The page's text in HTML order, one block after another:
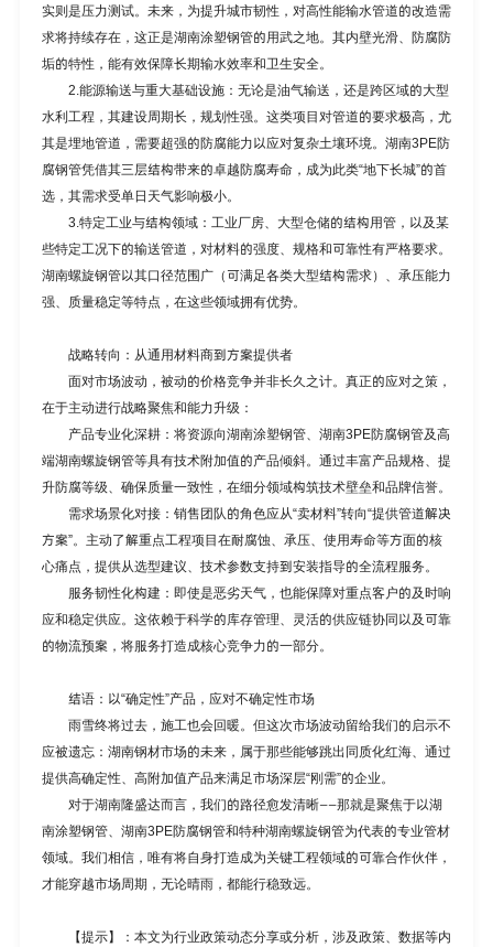
实则是压力测试。未来，为提升城市韧性，对高性能输水管道的改造需
求将持续存在，这正是湖南涂塑钢管的用武之地。其内壁光滑、防腐防
垢的特性，能有效保障长期输水效率和卫生安全。
2.能源输送与重大基础设施：无论是油气输送，还是跨区域的大型
水利工程，其建设周期长，规划性强。这类项目对管道的要求极高，尤
其是埋地管道，需要超强的防腐能力以应对复杂土壤环境。 湖南3PE防
腐钢管凭借其三层结构带来的卓越防腐寿命，成为此类“地下长城”的首
选，其需求受单日天气影响极小。
3.特定工业与结构领域：工业厂房、大型仓储的结构用管，以及某
些特定工况下的输送管道，对材料的强度、规格和可靠性有严格要求。
湖南螺旋钢管以其口径范围广（可满足各类大型结构需求）、承压能力
强、质量稳定等特点，在这些领域拥有优势。
战略转向：从通用材料商到方案提供者
面对市场波动，被动的价格竞争并非长久之计。真正的应对之策，
在于主动进行战略聚焦和能力升级：
产品专业化深耕：将资源向湖南涂塑钢管、湖南3PE防腐钢管及高
端湖南螺旋钢管等具有技术附加值的产品倾斜。通过丰富产品规格、提
升防腐等级、确保质量一致性，在细分领域构筑技术壁垒和品牌信誉。
需求场景化对接：销售团队的角色应从“卖材料”转向“提供管道解决
方案”。主动了解重点工程项目在耐腐蚀、承压、使用寿命等方面的核
心痛点，提供从选型建议、技术参数支持到安装指导的全流程服务。
服务韧性化构建：即使是恶劣天气，也能保障对重点客户的及时响
应和稳定供应。这依赖于科学的库存管理、灵活的供应链协同以及可靠
的物流预案，将服务打造成核心竞争力的一部分。
结语：以“确定性”产品，应对不确定性市场
雨雪终将过去，施工也会回暖。但这次市场波动留给我们的启示不
应被遗忘：湖南钢材市场的未来，属于那些能够跳出同质化红海、通过
提供高确定性、高附加值产品来满足市场深层“刚需”的企业。
对于湖南隆盛达而言，我们的路径愈发清晰——那就是聚焦于以湖
南涂塑钢管、湖南3PE防腐钢管和特种湖南螺旋钢管为代表的专业管材
领域。我们相信，唯有将自身打造成为关键工程领域的可靠合作伙伴，
才能穿越市场周期，无论晴雨，都能行稳致远。
【提示】：本文为行业政策动态分享或分析，涉及政策、数据等内